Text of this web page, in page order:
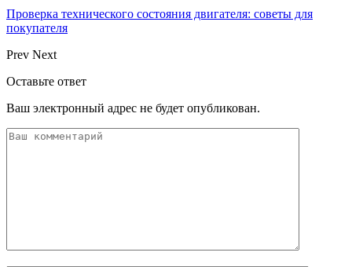
Проверка технического состояния двигателя: советы для
покупателя
Prev Next
Оставьте ответ
Ваш электронный адрес не будет опубликован.